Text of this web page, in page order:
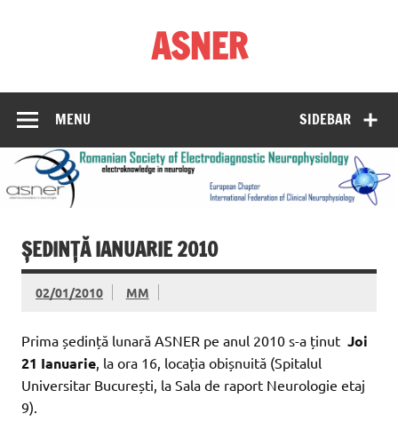
ASNER
din România
SIDEBAR
MENU
ȘEDINȚĂ IANUARIE 2010
02/01/2010 MM
Prima ședință lunară ASNER pe anul 2010 s-a ținut Joi
21 Ianuarie, la ora 16, locația obișnuită (Spitalul
Universitar București, la Sala de raport Neurologie etaj
9).